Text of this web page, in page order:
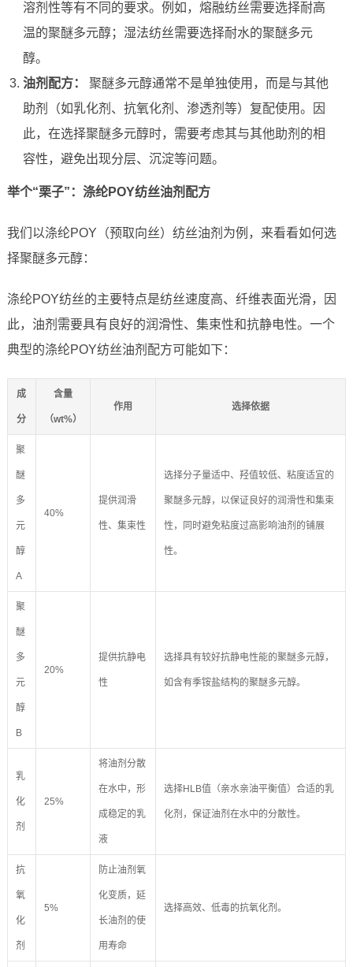
溶剂性等有不同的要求。例如，熔融纺丝需要选择耐高
温的聚醚多元醇；湿法纺丝需要选择耐水的聚醚多元
醇。
油剂配方：
聚醚多元醇通常不是单独使用，而是与其他
助剂（如乳化剂、抗氧化剂、渗透剂等）复配使用。因
此，在选择聚醚多元醇时，需要考虑其与其他助剂的相
容性，避免出现分层、沉淀等问题。
举个“栗子”：涤纶POY纺丝油剂配方
我们以涤纶POY（预取向丝）纺丝油剂为例，来看看如何选
择聚醚多元醇：
涤纶POY纺丝的主要特点是纺丝速度高、纤维表面光滑，因
此，油剂需要具有良好的润滑性、集束性和抗静电性。一个
典型的涤纶POY纺丝油剂配方可能如下：
成
分
含量
（wt%）
作用 选择依据
聚
醚
多
元
醇
A
40%
提供润滑
性、集束性
选择分子量适中、羟值较低、粘度适宜的
聚醚多元醇，以保证良好的润滑性和集束
性，同时避免粘度过高影响油剂的铺展
性。
聚
醚
多
元
醇
B
20%
提供抗静电
性
选择具有较好抗静电性能的聚醚多元醇，
如含有季铵盐结构的聚醚多元醇。
乳
化
剂
25%
将油剂分散
在水中，形
成稳定的乳
液
选择HLB值（亲水亲油平衡值）合适的乳
化剂，保证油剂在水中的分散性。
抗
氧
化
剂
5%
防止油剂氧
化变质，延
长油剂的使
用寿命
选择高效、低毒的抗氧化剂。